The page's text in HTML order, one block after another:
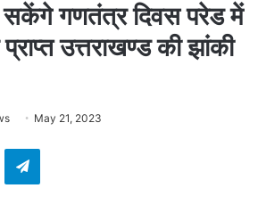
गणतंत्र दिवस परेड में
उत्तराखण्ड की झांकी
May 21, 2023
Telegram